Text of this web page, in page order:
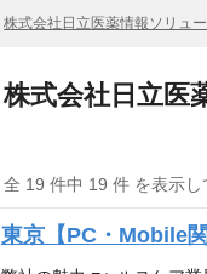
株式会社日立医薬情報ソリュ
株式会社日立医
全 19 件中 19 件 を表示し
東京【PC・Mobile